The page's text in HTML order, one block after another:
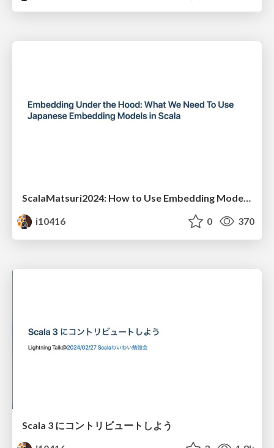
ScalaMatsuri2024: How to Use Embedding Models from Scala
i10416
0 370
Scala 3 にコントリビュートしよう